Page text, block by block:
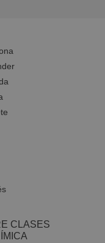
CLASES